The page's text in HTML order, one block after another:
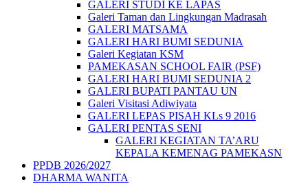
GALERI STUDI KE LAPAS
Galeri Taman dan Lingkungan Madrasah
GALERI MATSAMA
GALERI HARI BUMI SEDUNIA
Galeri Kegiatan KSM
PAMEKASAN SCHOOL FAIR (PSF)
GALERI HARI BUMI SEDUNIA 2
GALERI BUPATI PANTAU UN
Galeri Visitasi Adiwiyata
GALERI LEPAS PISAH KLs 9 2016
GALERI PENTAS SENI
GALERI KEGIATAN TA’ARU
KEPALA KEMENAG PAMEKASN
PPDB 2026/2027
DHARMA WANITA